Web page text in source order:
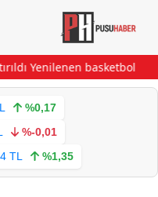
Yenilenen basketbol
%0,17
%-0,01
TL %1,35